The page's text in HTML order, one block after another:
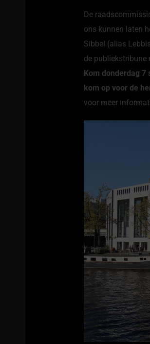
De
ons kunnen laten
Sibbel (alias
de publiekstribune
Kom donderdag 7
kom op voor de
voor meer